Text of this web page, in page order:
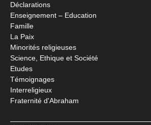
Déclarations
Enseignement – Education
Famille
La Paix
Minorités religieuses
Science, Ethique et Société
Etudes
Témoignages
Interreligieux
Fraternité d'Abraham